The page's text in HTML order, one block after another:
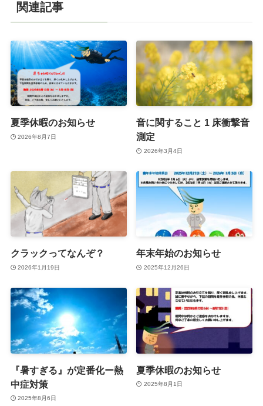
関連記事
夏季休暇のお知らせ
2026年8月7日
音に関すること 1 床衝撃音
測定
2026年3月4日
クラックってなんぞ？
2026年1月19日
年末年始のお知らせ
2025年12月26日
『暑すぎる』が定番化ー熱
中症対策
2025年8月6日
夏季休暇のお知らせ
2025年8月1日